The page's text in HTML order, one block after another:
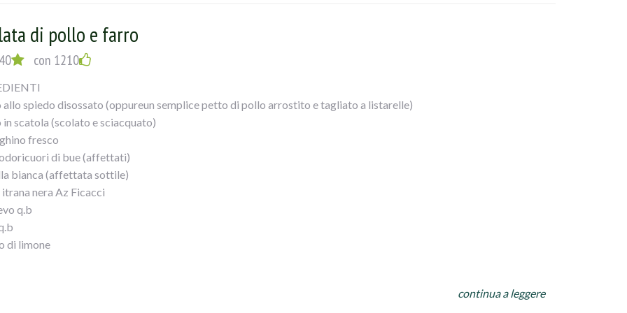
di pollo e farro
con 1210
allo spiedo disossato (oppureun semplice petto di pollo arrostito e tagliato a listarelle)
in scatola (scolato e sciacquato)
fresco
di bue (affettati)
bianca (affettata sottile)
nera Az Ficacci
q.b
di limone
capace insalatiera mettete prima l`insalata, poi a seguire il farro, i pomodori, la cipolla, il pollo sfilettato e le olive.
continua a leggere